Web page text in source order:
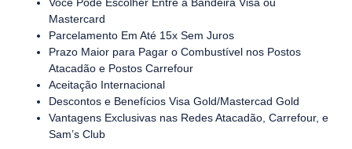
Mastercard
Parcelamento Em Até 15x Sem Juros
Prazo Maior para Pagar o Combustível nos Postos
Atacadão e Postos Carrefour
Aceitação Internacional
Descontos e Benefícios Visa Gold/Mastercad Gold
Vantagens Exclusivas nas Redes Atacadão, Carrefour, e
Sam’s Club